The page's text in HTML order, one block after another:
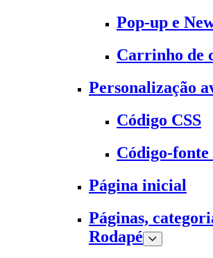
Pop-up e
Carrinho de
Personalização
Código CSS
Código-
Página inicial
Páginas,
Rodapé